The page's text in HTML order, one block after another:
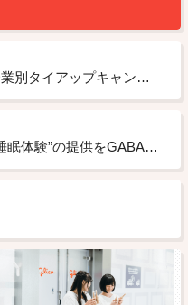
BifiXヨーグルトα 企業別タイアップキャンペーン
ホテルでの“究極の睡眠体験”の提供をGABAチョコレートもサポート ドーミーインの「睡眠ととのいルーム」への取り組み